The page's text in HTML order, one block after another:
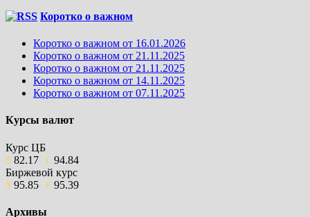
Коротко о важном
Коротко о важном от 16.01.2026
Коротко о важном от 21.11.2025
Коротко о важном от 21.11.2025
Коротко о важном от 14.11.2025
Коротко о важном от 07.11.2025
Курсы валют
Курс ЦБ
$ 82.17 € 94.84
Биржевой курс
$ 95.85 € 95.39
Архивы